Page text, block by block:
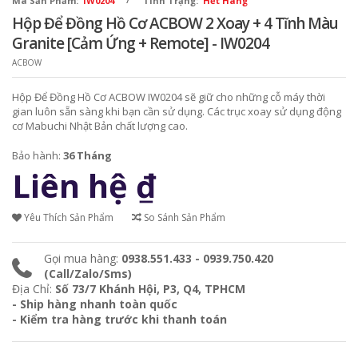
Hộp Để Đồng Hồ Cơ ACBOW 2 Xoay + 4 Tĩnh Màu
Granite [Cảm Ứng + Remote] - IW0204
ACBOW
Hộp Để Đồng Hồ Cơ ACBOW IW0204 sẽ giữ cho những cỗ máy thời
gian luôn sẵn sàng khi bạn cần sử dụng. Các trục xoay sử dụng động
cơ Mabuchi Nhật Bản chất lượng cao.
Bảo hành: 36 Tháng
Liên hệ ₫
Yêu Thích Sản Phẩm So Sánh Sản Phẩm
Gọi mua hàng: 0938.551.433 - 0939.750.420
(Call/Zalo/Sms)
Địa Chỉ: Số 73/7 Khánh Hội, P3, Q4, TPHCM
- Ship hàng nhanh toàn quốc
- Kiểm tra hàng trước khi thanh toán